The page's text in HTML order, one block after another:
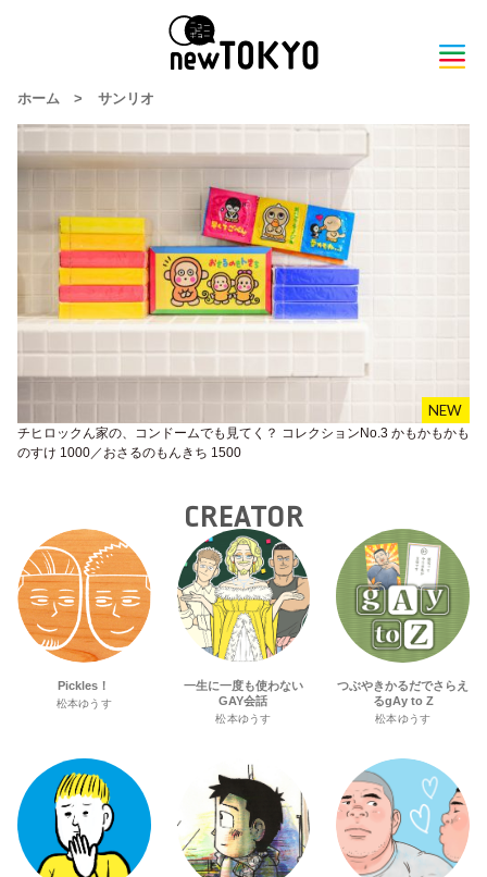
ホーム > サンリオ
チヒロックん家の、コンドームでも見てく？ コレクションNo.3 かもかもかも
のすけ 1000／おさるのもんきち 1500
CREATOR
Pickles！
松本ゆうす
一生に一度も使わない
GAY会話
松本ゆうす
つぶやきかるだでさらえ
るgAy to Z
松本ゆうす